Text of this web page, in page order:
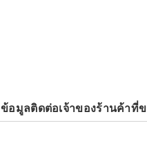
ข้อมูลติดต่อเจ้าของร้านค้าที่